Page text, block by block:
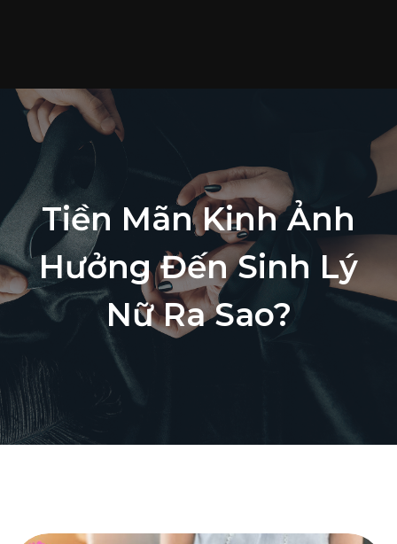
Tiền Mãn Kinh Ảnh
Hưởng Đến Sinh Lý
Nữ Ra Sao?